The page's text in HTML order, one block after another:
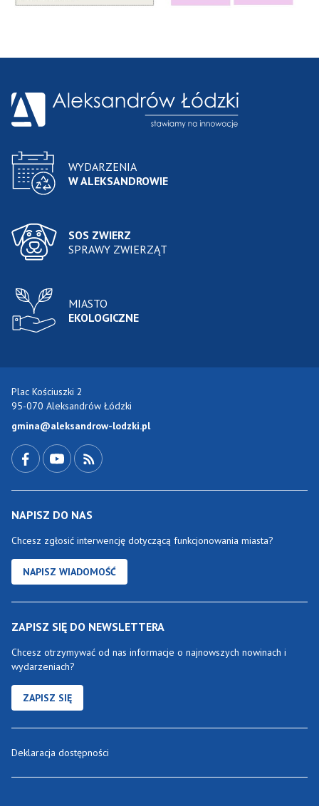
WYDARZENIA
W ALEKSANDROWIE
SOS ZWIERZ
SPRAWY ZWIERZĄT
MIASTO
EKOLOGICZNE
Plac Kościuszki 2
95-070 Aleksandrów Łódzki
gmina@aleksandrow-lodzki.pl
NAPISZ DO NAS
Chcesz zgłosić interwencję dotyczącą funkcjonowania miasta?
NAPISZ WIADOMOŚĆ
ZAPISZ SIĘ DO NEWSLETTERA
Chcesz otrzymywać od nas informacje o najnowszych nowinach i
wydarzeniach?
ZAPISZ SIĘ
Deklaracja dostępności